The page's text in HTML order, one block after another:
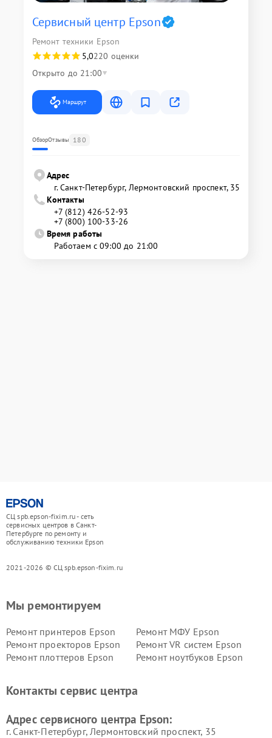
Сервисный центр Epson
Ремонт техники Epson
5,0220 оценки
Открыто до 21:00
Маршрут
ОбзорОтзывы 180
Адрес
г. Санкт-Петербург, Лермонтовский проспект, 35
Контакты
+7 (812) 426-52-93
+7 (800) 100-33-26
Время работы
Работаем с 09:00 до 21:00
СЦ spb.epson-fixim.ru - сеть
сервисных центров в Санкт-
Петербурге по ремонту и
обслуживанию техники Epson
2021-2026 © СЦ spb.epson-fixim.ru
Мы ремонтируем
Ремонт принтеров Epson
Ремонт МФУ Epson
Ремонт проекторов Epson
Ремонт VR систем Epson
Ремонт плоттеров Epson
Ремонт ноутбуков Epson
Контакты сервис центра
Адрес сервисного центра Epson:
г. Санкт-Петербург, Лермонтовский проспект, 35